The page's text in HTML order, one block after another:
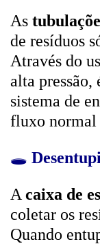
As
de resíduos
Através do
alta
sistema de
fluxo normal
🕳️
A caixa de
coletar os
Quando